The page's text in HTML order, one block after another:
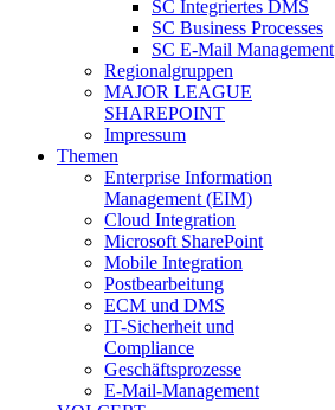
SC Integriertes DMS
SC Business Processes
SC E-Mail Management
Regionalgruppen
MAJOR LEAGUE
SHAREPOINT
Impressum
Themen
Enterprise Information
Management (EIM)
Cloud Integration
Microsoft SharePoint
Mobile Integration
Postbearbeitung
ECM und DMS
IT-Sicherheit und
Compliance
Geschäftsprozesse
E-Mail-Management